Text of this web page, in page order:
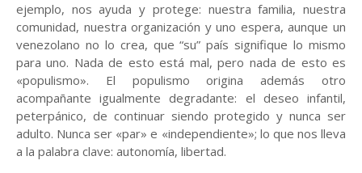
ejemplo, nos ayuda y protege: nuestra familia, nuestra
comunidad, nuestra organización y uno espera, aunque un
venezolano no lo crea, que “su” país signifique lo mismo
para uno. Nada de esto está mal, pero nada de esto es
«populismo». El populismo origina además otro
acompañante igualmente degradante: el deseo infantil,
peterpánico, de continuar siendo protegido y nunca ser
adulto. Nunca ser «par» e «independiente»; lo que nos lleva
a la palabra clave: autonomía, libertad.